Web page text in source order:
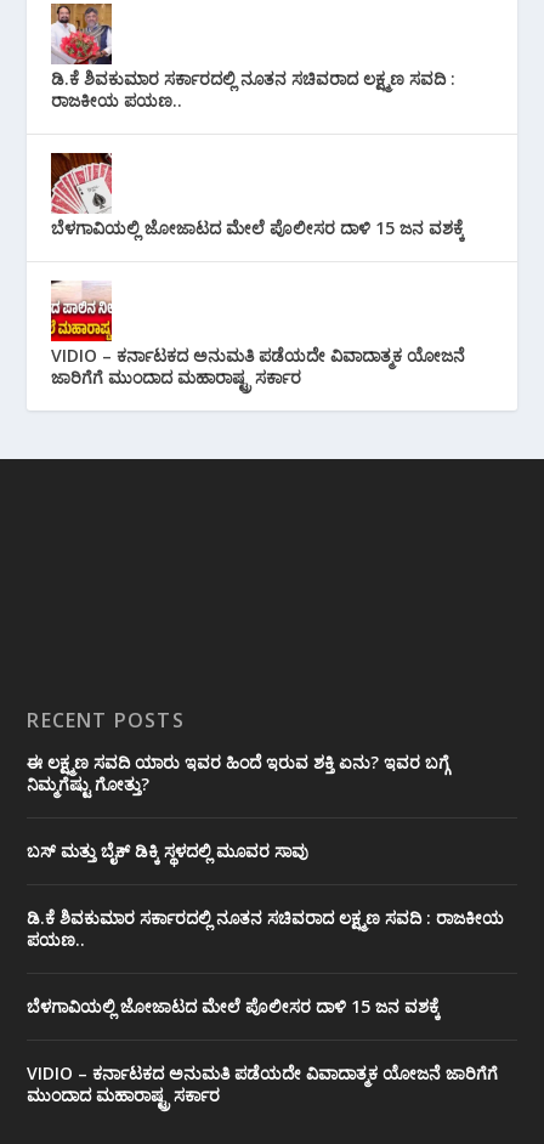
ಡಿ.ಕೆ ಶಿವಕುಮಾರ ಸರ್ಕಾರದಲ್ಲಿ ನೂತನ ಸಚಿವರಾದ ಲಕ್ಷ್ಮಣ ಸವದಿ :
ರಾಜಕೀಯ ಪಯಣ..
ಬೆಳಗಾವಿಯಲ್ಲಿ ಜೋಜಾಟದ ಮೇಲೆ ಪೊಲೀಸರ ದಾಳಿ 15 ಜನ ವಶಕ್ಕೆ
VIDIO – ಕರ್ನಾಟಕದ ಅನುಮತಿ ಪಡೆಯದೇ ವಿವಾದಾತ್ಮಕ ಯೋಜನೆ
ಜಾರಿಗೆಗೆ ಮುಂದಾದ ಮಹಾರಾಷ್ಟ್ರ ಸರ್ಕಾರ
RECENT POSTS
ಈ ಲಕ್ಷ್ಮಣ ಸವದಿ ಯಾರು ಇವರ ಹಿಂದೆ ಇರುವ ಶಕ್ತಿ ಏನು? ಇವರ ಬಗ್ಗೆ
ನಿಮ್ಮಗೆಷ್ಟು ಗೋತ್ತು?
ಬಸ್ ಮತ್ತು ಬೈಕ್ ಡಿಕ್ಕಿ ಸ್ಥಳದಲ್ಲಿ ಮೂವರ ಸಾವು
ಡಿ.ಕೆ ಶಿವಕುಮಾರ ಸರ್ಕಾರದಲ್ಲಿ ನೂತನ ಸಚಿವರಾದ ಲಕ್ಷ್ಮಣ ಸವದಿ : ರಾಜಕೀಯ
ಪಯಣ..
ಬೆಳಗಾವಿಯಲ್ಲಿ ಜೋಜಾಟದ ಮೇಲೆ ಪೊಲೀಸರ ದಾಳಿ 15 ಜನ ವಶಕ್ಕೆ
VIDIO – ಕರ್ನಾಟಕದ ಅನುಮತಿ ಪಡೆಯದೇ ವಿವಾದಾತ್ಮಕ ಯೋಜನೆ ಜಾರಿಗೆಗೆ
ಮುಂದಾದ ಮಹಾರಾಷ್ಟ್ರ ಸರ್ಕಾರ